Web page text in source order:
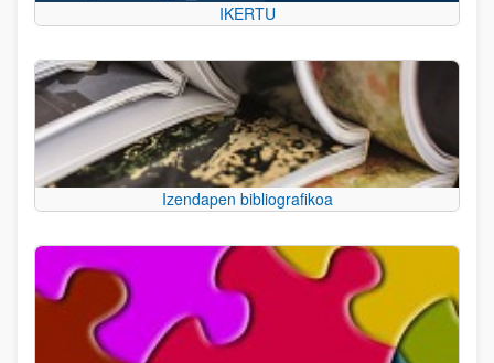
IKERTU
Izendapen bibliografikoa